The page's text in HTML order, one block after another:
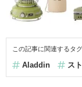
この記事に関連するタグ
Aladdin ス